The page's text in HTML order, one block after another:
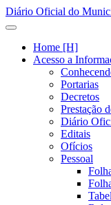
Diário Oficial do
Home [H]
Acesso a
Portarias
Decretos
Prestação
Diário
Editais
Ofícios
Pessoal